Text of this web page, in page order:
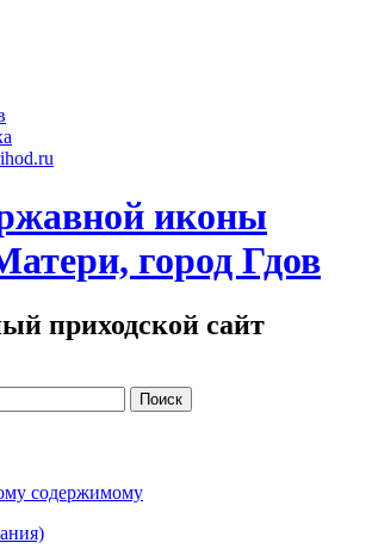
иконы
город Гдов
приходской сайт
содержимому